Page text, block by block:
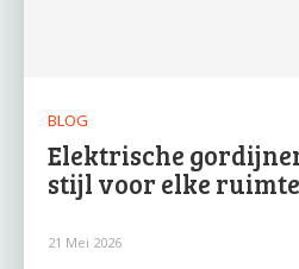
BLOG
Elektrische
stijl voor elke ruimte
21 Mei 2026